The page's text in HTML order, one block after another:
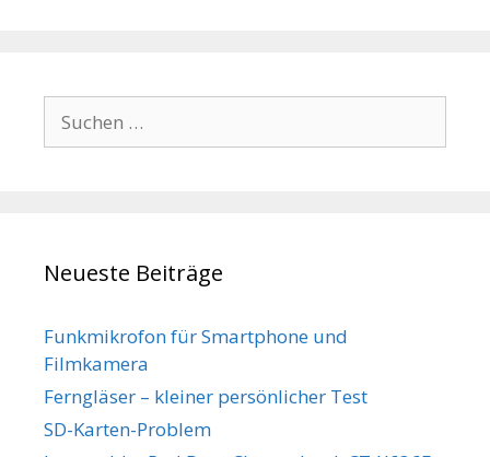
nach:
Neueste Beiträge
Funkmikrofon für Smartphone und
Filmkamera
Ferngläser – kleiner persönlicher Test
SD-Karten-Problem